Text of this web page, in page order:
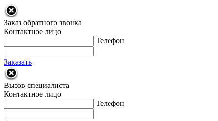
Заказ обратного звонка
Контактное лицо
Телефон
Заказать
Вызов специалиста
Контактное лицо
Телефон